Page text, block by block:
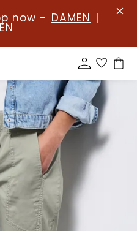
now - DAMEN |